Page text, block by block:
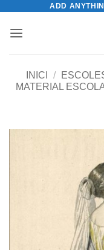
content
ADD
INICI /
MATERIAL